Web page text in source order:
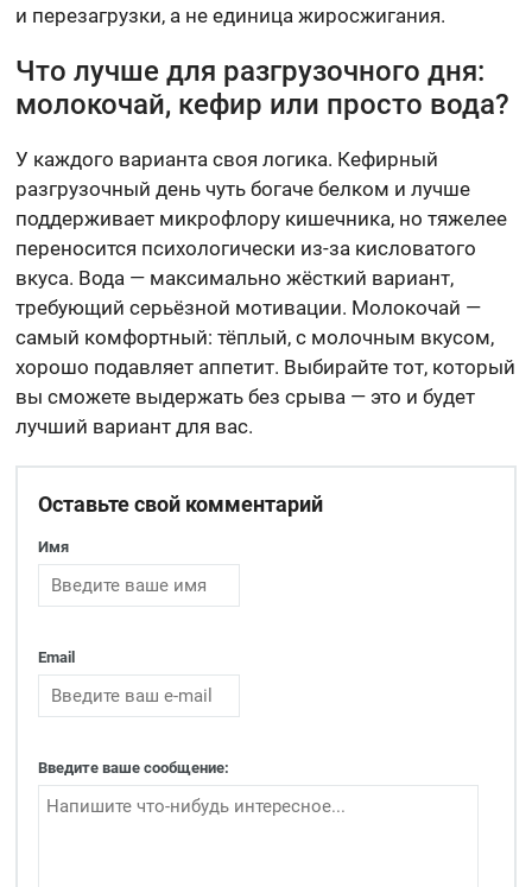
и перезагрузки, а не единица жиросжигания.
Что лучше для разгрузочного дня:
молокочай, кефир или просто вода?
У каждого варианта своя логика. Кефирный
разгрузочный день чуть богаче белком и лучше
поддерживает микрофлору кишечника, но тяжелее
переносится психологически из-за кисловатого
вкуса. Вода — максимально жёсткий вариант,
требующий серьёзной мотивации. Молокочай —
самый комфортный: тёплый, с молочным вкусом,
хорошо подавляет аппетит. Выбирайте тот, который
вы сможете выдержать без срыва — это и будет
лучший вариант для вас.
Оставьте свой комментарий
Имя
Email
Введите ваше сообщение: